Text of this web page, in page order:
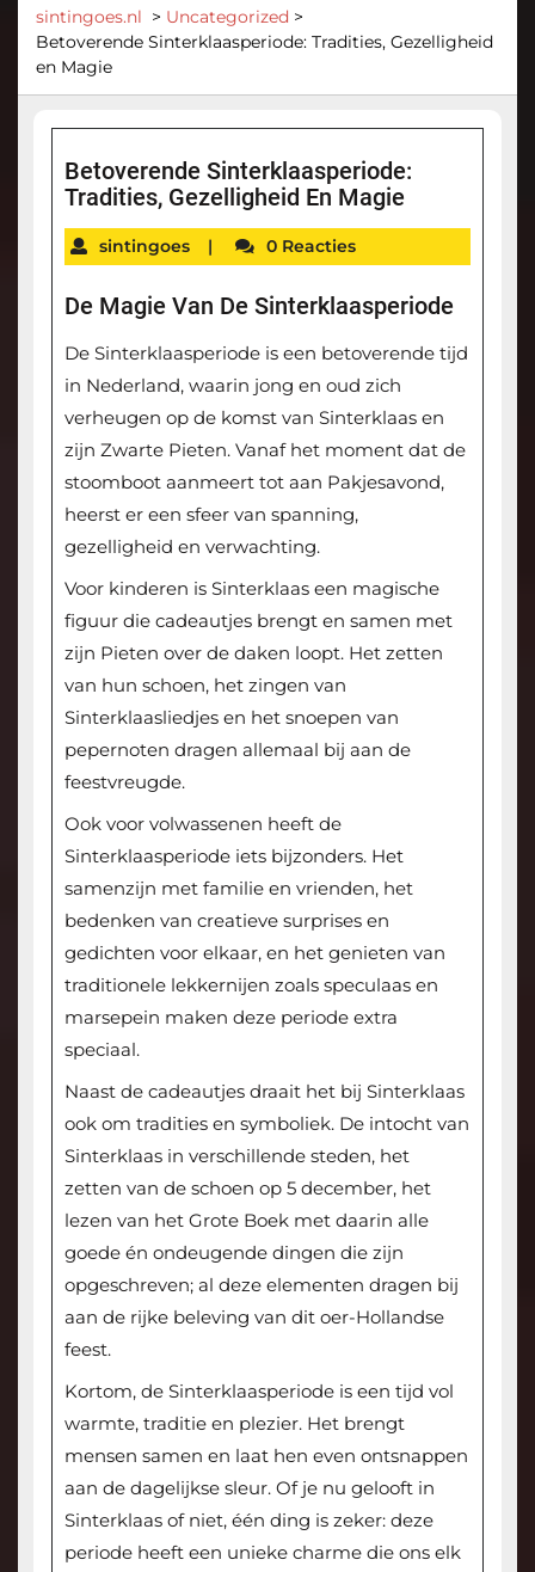
sintingoes.nl > Uncategorized >
Betoverende Sinterklaasperiode: Tradities, Gezelligheid
en Magie
Betoverende Sinterklaasperiode:
Tradities, Gezelligheid En Magie
sintingoes | 0 Reacties
De Magie Van De Sinterklaasperiode
De Sinterklaasperiode is een betoverende tijd
in Nederland, waarin jong en oud zich
verheugen op de komst van Sinterklaas en
zijn Zwarte Pieten. Vanaf het moment dat de
stoomboot aanmeert tot aan Pakjesavond,
heerst er een sfeer van spanning,
gezelligheid en verwachting.
Voor kinderen is Sinterklaas een magische
figuur die cadeautjes brengt en samen met
zijn Pieten over de daken loopt. Het zetten
van hun schoen, het zingen van
Sinterklaasliedjes en het snoepen van
pepernoten dragen allemaal bij aan de
feestvreugde.
Ook voor volwassenen heeft de
Sinterklaasperiode iets bijzonders. Het
samenzijn met familie en vrienden, het
bedenken van creatieve surprises en
gedichten voor elkaar, en het genieten van
traditionele lekkernijen zoals speculaas en
marsepein maken deze periode extra
speciaal.
Naast de cadeautjes draait het bij Sinterklaas
ook om tradities en symboliek. De intocht van
Sinterklaas in verschillende steden, het
zetten van de schoen op 5 december, het
lezen van het Grote Boek met daarin alle
goede én ondeugende dingen die zijn
opgeschreven; al deze elementen dragen bij
aan de rijke beleving van dit oer-Hollandse
feest.
Kortom, de Sinterklaasperiode is een tijd vol
warmte, traditie en plezier. Het brengt
mensen samen en laat hen even ontsnappen
aan de dagelijkse sleur. Of je nu gelooft in
Sinterklaas of niet, één ding is zeker: deze
periode heeft een unieke charme die ons elk